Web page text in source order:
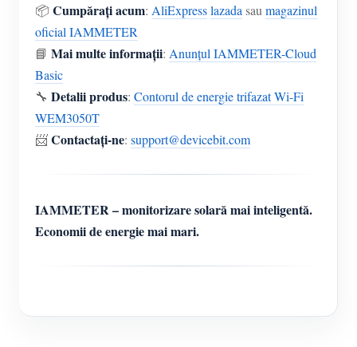
📦 Cumpărați acum: AliExpresslazada sau magazinul
oficial IAMMETER
📘 Mai multe informații: Anunțul IAMMETER-Cloud
Basic
🔧 Detalii produs: Contorul de energie trifazat Wi-Fi
WEM3050T
📨Contactați-ne: support@devicebit.com
IAMMETER – monitorizare solară mai inteligentă.
Economii de energie mai mari.